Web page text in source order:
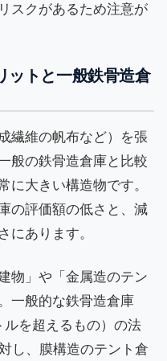
スクがあるため注意が
ットと一般鉄骨造倉
繊維の帆布など）を張
般の鉄骨造倉庫と比較
に大きい構造物です。
の評価額の低さと、減
にあります。
物」や「金属造のテン
一般的な鉄骨造倉庫
ルを超えるもの）の法
し、膜構造のテント倉